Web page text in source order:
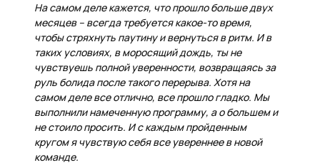
На самом деле кажется, что прошло больше двух
месяцев – всегда требуется какое-то время,
чтобы стряхнуть паутину и вернуться в ритм. И в
таких условиях, в моросящий дождь, ты не
чувствуешь полной уверенности, возвращаясь за
руль болида после такого перерыва. Хотя на
самом деле все отлично, все прошло гладко. Мы
выполнили намеченную программу, а о большем и
не стоило просить. И с каждым пройденным
кругом я чувствую себя все увереннее в новой
команде.